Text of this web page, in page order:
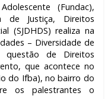
(Fundac),
de Justiça, Direitos
(SJDHDS) realiza na
– Diversidade de
questão de Direitos
que acontece no
do Ifba), no bairro do
os palestrantes o